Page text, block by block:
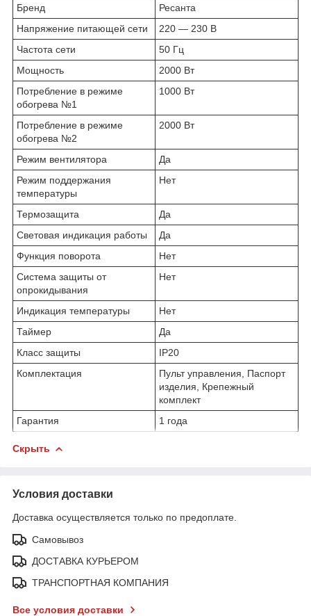
Бренд
Ресанта
Напряжение питающей сети
220 — 230 В
Частота сети
50 Гц
Мощность
2000 Вт
Потребление в режиме
обогрева №1
1000 Вт
Потребление в режиме
обогрева №2
2000 Вт
Режим вентилятора
Да
Режим поддержания
температуры
Нет
Термозащита
Да
Световая индикация работы
Да
Функция поворота
Нет
Система защиты от
опрокидывания
Нет
Индикация температуры
Нет
Таймер
Да
Класс защиты
IP20
Комплектация
Пульт управления, Паспорт
изделия, Крепежный
комплект
Гарантия
1 года
Скрыть
Условия доставки
Доставка осуществляется только по предоплате.
Самовывоз
ДОСТАВКА КУРЬЕРОМ
ТРАНСПОРТНАЯ КОМПАНИЯ
Все условия доставки